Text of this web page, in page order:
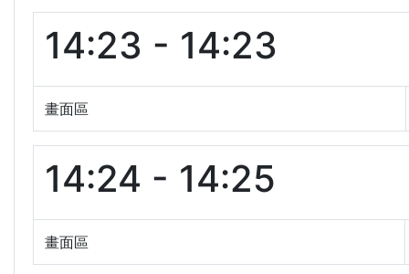
14:23 - 14:23
畫面區
14:24 - 14:25
畫面區